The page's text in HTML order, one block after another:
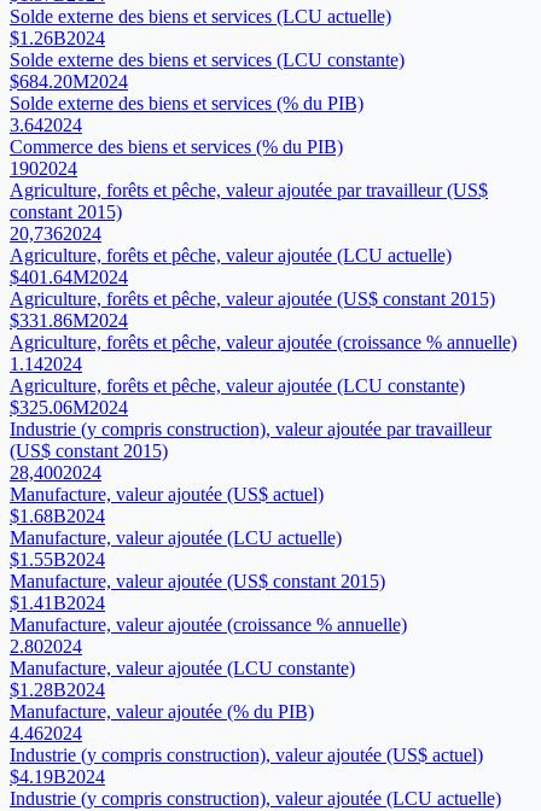
Solde externe des biens et services (LCU actuelle)
$1.26B2024
Solde externe des biens et services (LCU constante)
$684.20M2024
Solde externe des biens et services (% du PIB)
3.642024
Commerce des biens et services (% du PIB)
1902024
Agriculture, forêts et pêche, valeur ajoutée par travailleur (US$
constant 2015)
20,7362024
Agriculture, forêts et pêche, valeur ajoutée (LCU actuelle)
$401.64M2024
Agriculture, forêts et pêche, valeur ajoutée (US$ constant 2015)
$331.86M2024
Agriculture, forêts et pêche, valeur ajoutée (croissance % annuelle)
1.142024
Agriculture, forêts et pêche, valeur ajoutée (LCU constante)
$325.06M2024
Industrie (y compris construction), valeur ajoutée par travailleur
(US$ constant 2015)
28,4002024
Manufacture, valeur ajoutée (US$ actuel)
$1.68B2024
Manufacture, valeur ajoutée (LCU actuelle)
$1.55B2024
Manufacture, valeur ajoutée (US$ constant 2015)
$1.41B2024
Manufacture, valeur ajoutée (croissance % annuelle)
2.802024
Manufacture, valeur ajoutée (LCU constante)
$1.28B2024
Manufacture, valeur ajoutée (% du PIB)
4.462024
Industrie (y compris construction), valeur ajoutée (US$ actuel)
$4.19B2024
Industrie (y compris construction), valeur ajoutée (LCU actuelle)